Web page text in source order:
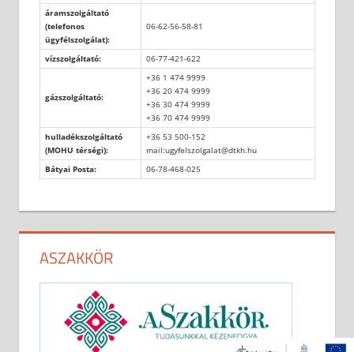
áramszolgáltató
(telefonos
ügyfélszolgálat):
06-62-56-58-81
vízszolgáltató: 06-77-421-622
gázszolgáltató:
+36 1 474 9999
+36 20 474 9999
+36 30 474 9999
+36 70 474 9999
hulladékszolgáltató
(MOHU térségi):
+36 53 500-152
mail:ugyfelszolgalat@dtkh.hu
Bátyai Posta:
06-78-468-025
ASZAKKÖR